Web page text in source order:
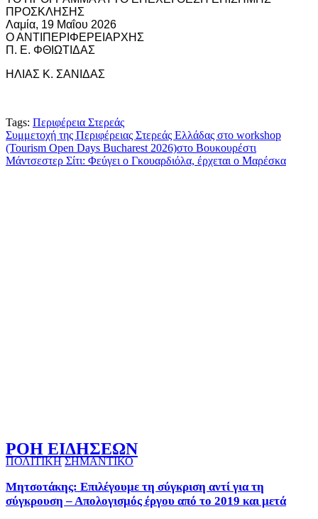
ΠΡΟΣΚΛΗΣΗΣ
Λαμία, 19 Μαΐου 2026
Ο ΑΝΤΙΠΕΡΙΦΕΡΕΙΑΡΧΗΣ
Π. Ε. ΦΘΙΩΤΙΔΑΣ
ΗΛΙΑΣ Κ. ΣΑΝΙΔΑΣ
Tags: Περιφέρεια Στερεάς
Πλοήγηση
άρθρων
Συμμετοχή της Περιφέρειας Στερεάς Ελλάδας στο workshop
(Tourism Open Days Bucharest 2026)στο Βουκουρέστι
Μάντσεστερ Σίτι: Φεύγει ο Γκουαρδιόλα, έρχεται ο Μαρέσκα
ΡΟΗ ΕΙΔΗΣΕΩΝ
ΠΟΛΙΤΙΚΗ ΣΗΜΑΝΤΙΚΟ
Μητσοτάκης: Επιλέγουμε τη σύγκριση αντί για τη
σύγκρουση – Απολογισμός έργου από το 2019 και μετά